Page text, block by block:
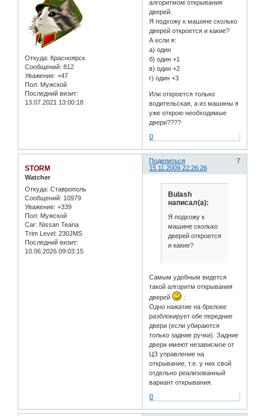
Откуда: Красноярск
Сообщений: 812
Уважение: +47
Пол: Мужской
Последний визит:
13.07.2021 13:00:18
алгоритмом открывания
дверей.
Я подхожу к машине сколько
дверей откроется и какие?
А если я:
а) один
б) один +1
в) один +2
г) один +3
Или откроется только
водительская, а из машины я
уже открою необходимые
двери????
0
Поделиться
7
15.11.2009 22:26:26
STORM
Watcher
Откуда: Ставрополь
Сообщений: 10979
Уважение: +339
Пол: Мужской
Car: Nissan Teana
Trim Level: 230JMS
Последний визит:
10.06.2026 09:03:15
Bulash
написал(а):
Я подхожу к
машине сколько
дверей откроется
и какие?
Самым удобным видется
такой алгоритм открывания
дверей
:
Одно нажатие на брелоке
разблокирует обе передние
двери (если убираются
только задние ручки). Задние
двери имеют независмое от
ЦЗ управление на
открывание, т.е. у них свой
отдельно реализованный
вариант открывания.
0